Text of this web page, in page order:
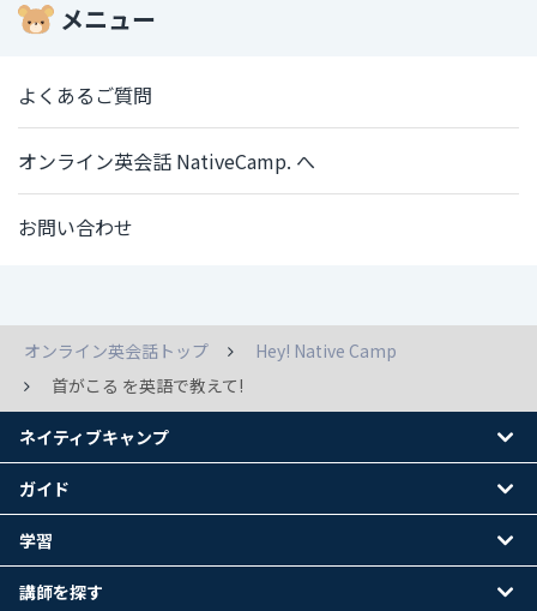
メニュー
よくあるご質問
オンライン英会話 NativeCamp. へ
お問い合わせ
オンライン英会話トップ
Hey! Native Camp
首がこる を英語で教えて!
ネイティブキャンプ
ガイド
学習
講師を探す